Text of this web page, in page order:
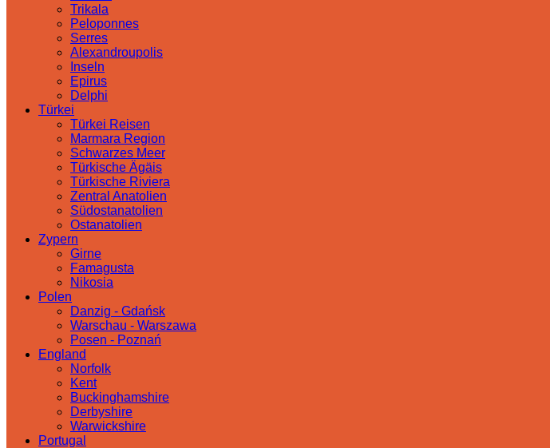
Trikala
Peloponnes
Serres
Alexandroupolis
Inseln
Epirus
Delphi
Türkei
Türkei Reisen
Marmara Region
Schwarzes Meer
Türkische Ägäis
Türkische Riviera
Zentral Anatolien
Südostanatolien
Ostanatolien
Zypern
Girne
Famagusta
Nikosia
Polen
Danzig - Gdańsk
Warschau - Warszawa
Posen - Poznań
England
Norfolk
Kent
Buckinghamshire
Derbyshire
Warwickshire
Portugal